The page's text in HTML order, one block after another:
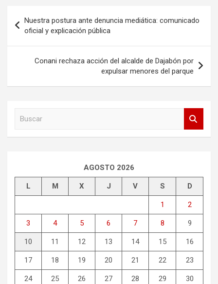
Navegación
de
entradas
Nuestra postura ante denuncia mediática: comunicado
oficial y explicación pública
Conani rechaza acción del alcalde de Dajabón por
expulsar menores del parque
AGOSTO 2026
L M X J V S D
1 2
3 4 5 6 7 8 9
10 11 12 13 14 15 16
17 18 19 20 21 22 23
24 25 26 27 28 29 30